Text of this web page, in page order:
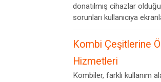
donatılmış cihazlar
sorunları kullanıcıya
Kombi Çeşitlerine
Hizmetleri
Kombiler, farklı kullanım